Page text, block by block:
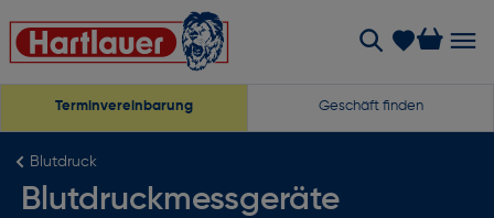
Terminvereinbarung Geschäft finden
Blutdruck
Blutdruckmessgeräte